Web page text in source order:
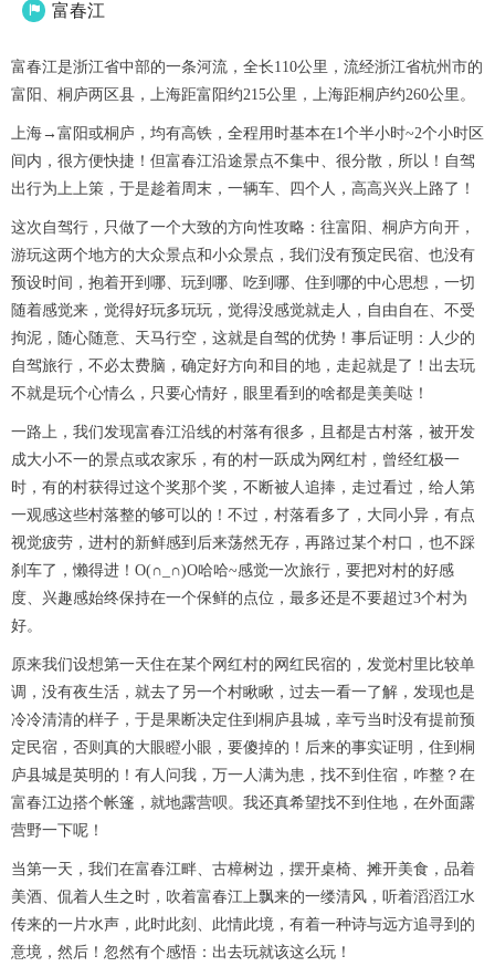
 富春江
富春江是浙江省中部的一条河流，全长110公里，流经浙江省杭州市的
富阳、桐庐两区县，上海距富阳约215公里，上海距桐庐约260公里。
上海→富阳或桐庐，均有高铁，全程用时基本在1个半小时~2个小时区
间内，很方便快捷！但富春江沿途景点不集中、很分散，所以！自驾
出行为上上策，于是趁着周末，一辆车、四个人，高高兴兴上路了！
这次自驾行，只做了一个大致的方向性攻略：往富阳、桐庐方向开，
游玩这两个地方的大众景点和小众景点，我们没有预定民宿、也没有
预设时间，抱着开到哪、玩到哪、吃到哪、住到哪的中心思想，一切
随着感觉来，觉得好玩多玩玩，觉得没感觉就走人，自由自在、不受
拘泥，随心随意、天马行空，这就是自驾的优势！事后证明：人少的
自驾旅行，不必太费脑，确定好方向和目的地，走起就是了！出去玩
不就是玩个心情么，只要心情好，眼里看到的啥都是美美哒！
一路上，我们发现富春江沿线的村落有很多，且都是古村落，被开发
成大小不一的景点或农家乐，有的村一跃成为网红村，曾经红极一
时，有的村获得过这个奖那个奖，不断被人追捧，走过看过，给人第
一观感这些村落整的够可以的！不过，村落看多了，大同小异，有点
视觉疲劳，进村的新鲜感到后来荡然无存，再路过某个村口，也不踩
刹车了，懒得进！O(∩_∩)O哈哈~感觉一次旅行，要把对村的好感
度、兴趣感始终保持在一个保鲜的点位，最多还是不要超过3个村为
好。
原来我们设想第一天住在某个网红村的网红民宿的，发觉村里比较单
调，没有夜生活，就去了另一个村瞅瞅，过去一看一了解，发现也是
冷冷清清的样子，于是果断决定住到桐庐县城，幸亏当时没有提前预
定民宿，否则真的大眼瞪小眼，要傻掉的！后来的事实证明，住到桐
庐县城是英明的！有人问我，万一人满为患，找不到住宿，咋整？在
富春江边搭个帐篷，就地露营呗。我还真希望找不到住地，在外面露
营野一下呢！
当第一天，我们在富春江畔、古樟树边，摆开桌椅、摊开美食，品着
美酒、侃着人生之时，吹着富春江上飘来的一缕清风，听着滔滔江水
传来的一片水声，此时此刻、此情此境，有着一种诗与远方追寻到的
意境，然后！忽然有个感悟：出去玩就该这么玩！